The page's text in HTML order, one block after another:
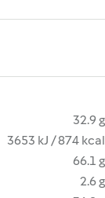
32.9 g
3653 kJ / 874 kcal
66.1 g
2.6 g